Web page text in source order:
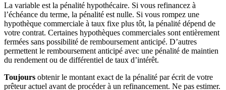
La variable est la pénalité hypothécaire. Si vous refinancez à
l’échéance du terme, la pénalité est nulle. Si vous rompez une
hypothèque commerciale à taux fixe plus tôt, la pénalité dépend de
votre contrat. Certaines hypothèques commerciales sont entièrement
fermées sans possibilité de remboursement anticipé. D’autres
permettent le remboursement anticipé avec une pénalité de maintien
du rendement ou de différentiel de taux d’intérêt.
Toujours obtenir le montant exact de la pénalité par écrit de votre
prêteur actuel avant de procéder à un refinancement. Ne pas estimer.